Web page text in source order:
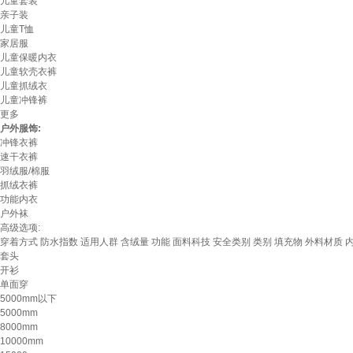
亲子装
儿童T恤
家居服
儿童保暖内衣
儿童软壳衣裤
儿童抓绒衣
儿童冲锋裤
更多
户外服饰:
冲锋衣裤
速干衣裤
羽绒服/棉服
抓绒衣裤
功能内衣
户外袜
高级选项:
穿着方式 防水指数 适用人群 含绒量 功能 面料科技 安全类别 类别 填充物 外料材质
套头
开衫
单面穿
5000mm以下
5000mm
8000mm
10000mm